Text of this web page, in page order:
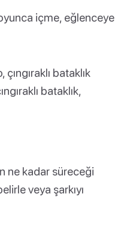
içme, eğlenceye
çıngıraklı bataklık
bataklık,
ne kadar süreceği
veya şarkıyı